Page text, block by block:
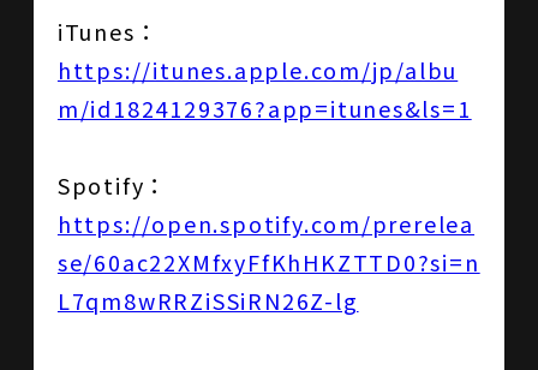
iTunes：
https://itunes.apple.com/jp/albu
m/id1824129376?app=itunes&ls=1
Spotify：
https://open.spotify.com/prerelea
se/60ac22XMfxyFfKhHKZTTD0?si=n
L7qm8wRRZiSSiRN26Z-lg